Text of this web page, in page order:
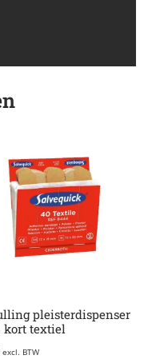
pleisterdispenser
kort textiel
excl. BTW